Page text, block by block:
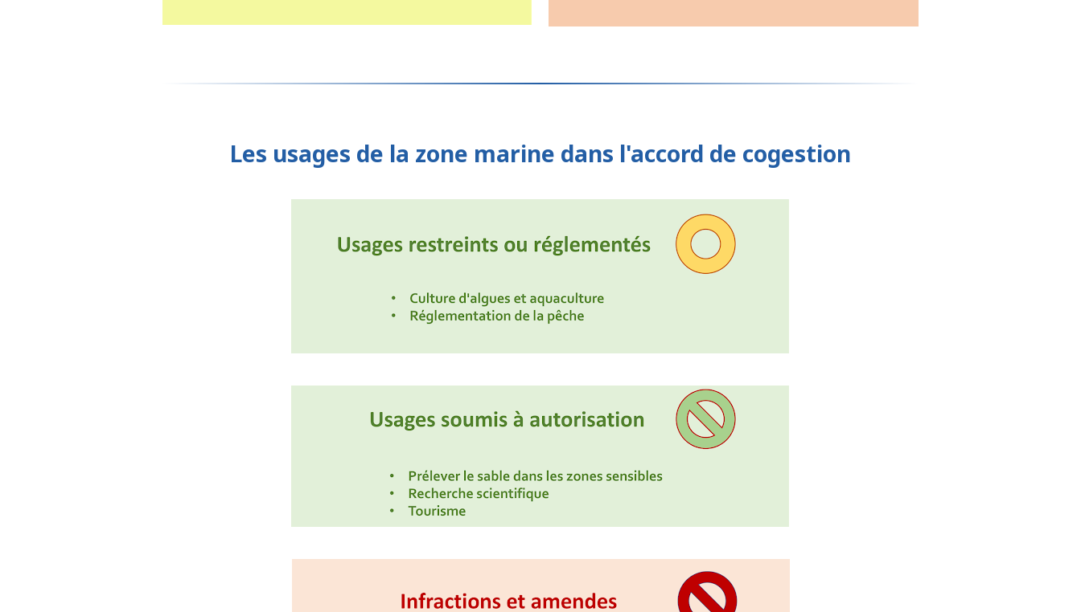
Les usages de la zone marine dans l'accord de cogestion